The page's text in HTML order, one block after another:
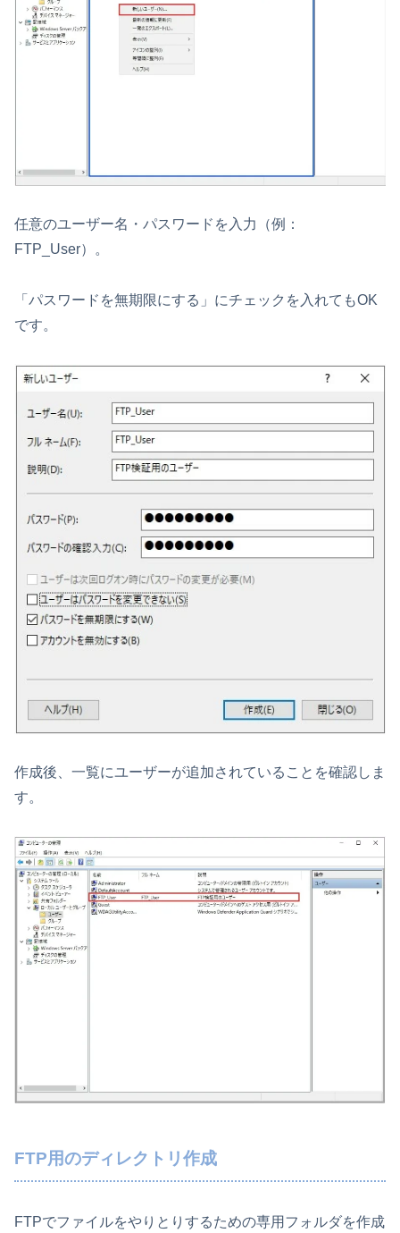
任意のユーザー名・パスワードを入力（例：
FTP_User）。
「パスワードを無期限にする」にチェックを入れてもOK
です。
作成後、一覧にユーザーが追加されていることを確認しま
す。
FTP用のディレクトリ作成
FTPでファイルをやりとりするための専用フォルダを作成